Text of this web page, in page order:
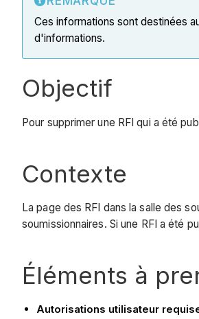
Ces informations sont destinées
d'informations.
Objectif
Pour supprimer une RFI qui a été
Contexte
La page des RFI dans la salle des
soumissionnaires. Si une RFI a été
Éléments à
Autorisations utilisateur